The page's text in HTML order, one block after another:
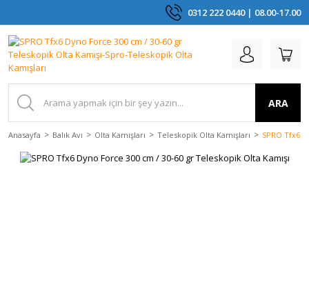
0312 222 0440 | 08.00-17.00
ARA
Anasayfa Balık Avı Olta Kamışları Teleskopik Olta Kamışları SPRO Tfx6